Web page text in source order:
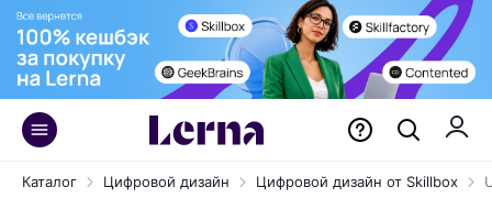
Каталог Цифровой дизайн Цифровой дизайн от Skillbox